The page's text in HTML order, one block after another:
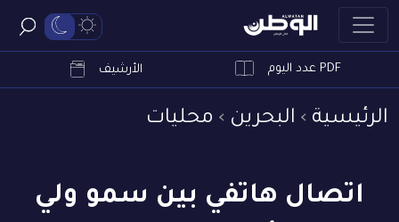
PDF عدد اليوم الأرشيف
الرئيسية البحرين محليات
اتصال هاتفي بين سمو ولي